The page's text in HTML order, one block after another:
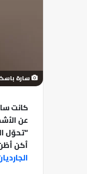
سارة
كانت
عن
أكن